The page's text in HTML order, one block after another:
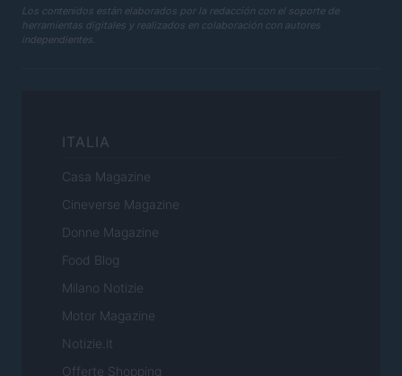
Los contenidos están elaborados por la redacción con el soporte de
herramientas digitales y realizados en colaboración con autores
independientes.
ITALIA
Casa Magazine
Cineverse Magazine
Donne Magazine
Food Blog
Milano Notizie
Motor Magazine
Notizie.it
Offerte Shopping